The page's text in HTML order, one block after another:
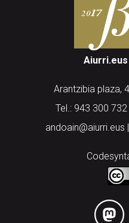
Arantzibia plaza,
Tel.: 943 300
andoain@aiurri.eus